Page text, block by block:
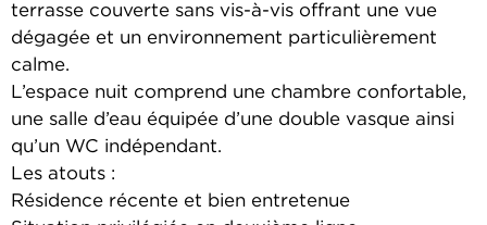
terrasse couverte sans vis-à-vis offrant une vue
dégagée et un environnement particulièrement
calme.
L’espace nuit comprend une chambre confortable,
une salle d’eau équipée d’une double vasque ainsi
qu’un WC indépendant.
Les atouts :
Résidence récente et bien entretenue